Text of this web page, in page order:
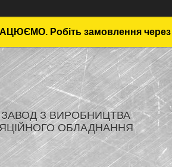
Робіть замовлення
ЗАВОД З ВИРОБНИЦТВА
ОБЛАДНАННЯ